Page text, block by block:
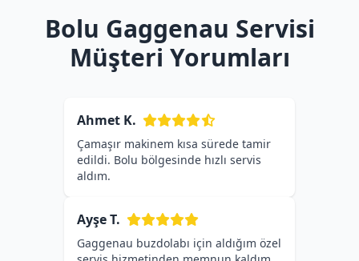
Bolu Gaggenau Servisi
Müşteri Yorumları
Ahmet K.
Çamaşır makinem kısa sürede tamir
edildi. Bolu bölgesinde hızlı servis
aldım.
Ayşe T.
Gaggenau buzdolabı için aldığım özel